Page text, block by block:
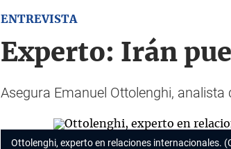
ENTREVISTA
Experto: Irán
Asegura Emanuel Ottolenghi,
Ottolenghi, experto en relaciones internacionales.